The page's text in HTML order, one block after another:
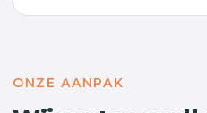
ONZE AANPAK